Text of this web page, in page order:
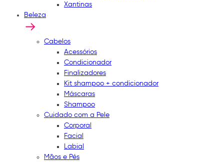
Xantinas
Beleza
Cabelos
Acessórios
Condicionador
Finalizadores
Kit shampoo + condicionador
Máscaras
Shampoo
Cuidado com a Pele
Corporal
Facial
Labial
Mãos e Pés